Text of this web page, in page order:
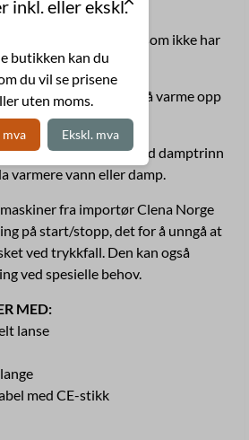
til kyllingprodusenter som ikke har
kW dieselbrenner til å varme opp
kan også leveres med damptrinn
varmere vann eller damp.
fra importør Clena Norge
på start/stopp, det for å unngå at
ved trykkfall. Den kan også
ved spesielle behov.
MED:
lanse
med CE-stikk
inkl. eller ekskl.
butikken kan du
du vil se prisene
uten moms.
mva Ekskl. mva